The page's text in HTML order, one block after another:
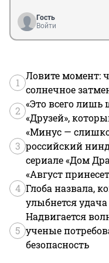
Гость
Войти
1
Ловите момент:
солнечное
2
«Это всего лишь
«Друзей»,
3
«Минус —
российский
сериале «Дом
4
«Август
Глоба назвала,
улыбнется удача
5
Надвигается
ученые
безопасность